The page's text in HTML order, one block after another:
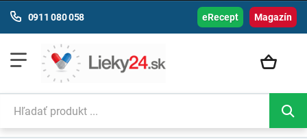
Magazín
0911 080 058 eRecept